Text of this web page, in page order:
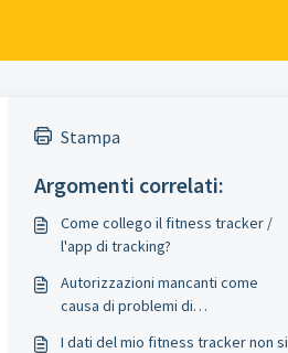
Stampa
Argomenti correlati:
Come collego il fitness tracker /
l'app di tracking?
Autorizzazioni mancanti come
causa di problemi di
I dati del mio fitness tracker non si